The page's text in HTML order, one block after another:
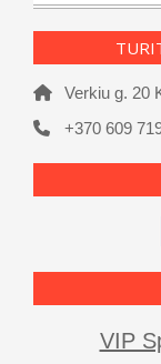
Verkiu g. 20
+370 609
VIP